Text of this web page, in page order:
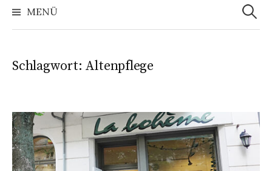
MENÜ nach:
Schlagwort: Altenpflege